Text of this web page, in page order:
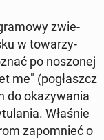
zwie­
w to­wa­rzy­
po no­szo­nej
me" (po­głaszcz
do oka­zy­wa­nia
Właśnie
za­po­mnieć o